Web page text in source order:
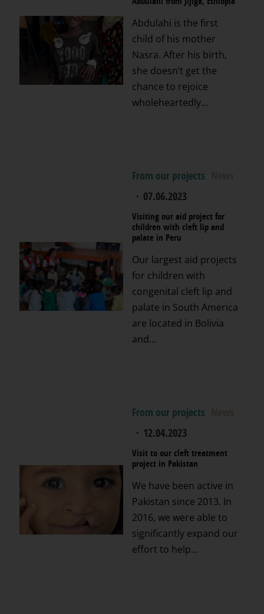
Abdulahi is the first
child of his mother
Nasra. After his birth,
she doesn’t get the
chance to rejoice
wholeheartedly...
From our projects
· 07.06.2023
Visiting our aid project for
children with cleft lip and
palate in Peru
Our largest aid projects
for children with
congenital cleft lip and
palate in South America
are located in Bolivia
and...
From our projects
· 12.04.2023
Visit to our cleft treatment
project in Pakistan
We have been active in
Pakistan since 2013. In
2016, we were able to
significantly expand our
effort to help...